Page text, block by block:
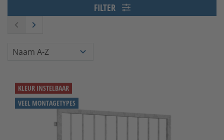
FILTER
KLEUR INSTELBAAR
VEEL MONTAGETYPES